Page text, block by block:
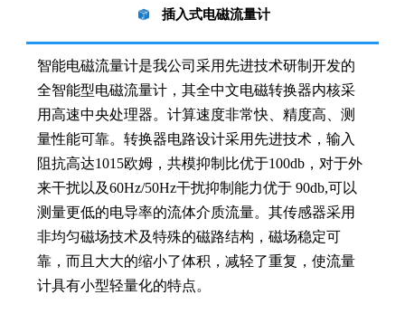
插入式电磁流量计
智能电磁流量计是我公司采用先进技术研制开发的
全智能型电磁流量计，其全中文电磁转换器内核采
用高速中央处理器。计算速度非常快、精度高、测
量性能可靠。转换器电路设计采用先进技术，输入
阻抗高达1015欧姆，共模抑制比优于100db，对于外
来干扰以及60Hz/50Hz干扰抑制能力优于 90db,可以
测量更低的电导率的流体介质流量。其传感器采用
非均匀磁场技术及特殊的磁路结构，磁场稳定可
靠，而且大大的缩小了体积，减轻了重复，使流量
计具有小型轻量化的特点。